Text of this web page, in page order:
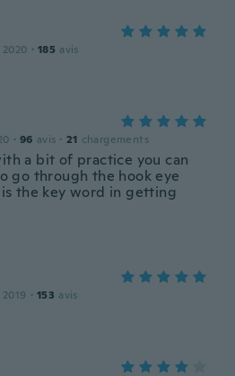
· 185 avis
· 96 avis · 21 chargements
a bit of practice you can
go through the hook eye
the key word in getting
· 153 avis